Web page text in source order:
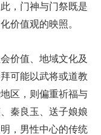
，门神与门祭既是
价值观的映照。
价值、地域文化及
可能以武将或道教
区，则偏重祈福与
秦良玉、送子娘娘
，男性中心的传统